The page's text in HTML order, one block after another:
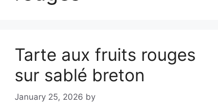
Tarte aux fruits rouges
sur sablé breton
January 25, 2026 by